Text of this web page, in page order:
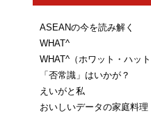
ASEANの今を読み解く
WHAT^
WHAT^（ホワット・ハット
「否常識」はいかが？
えいがと私
おいしいデータの家庭料理